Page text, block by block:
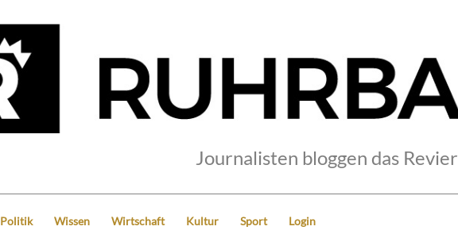
Journalisten bloggen das Revier
Politik Wissen Wirtschaft Kultur Sport Login